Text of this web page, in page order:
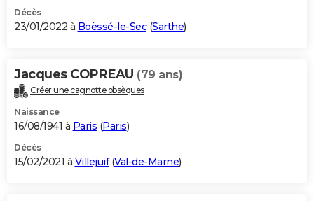
Décès
23/01/2022 à Boëssé-le-Sec(Sarthe)
Jacques COPREAU (79 ans)
Créer une cagnotte obsèques
Naissance
16/08/1941 à Paris (Paris)
Décès
15/02/2021 à Villejuif(Val-de-Marne)